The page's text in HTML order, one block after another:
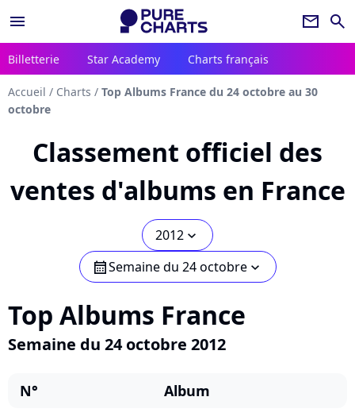
menu newsletter search
Billetterie Star Academy Charts français
Accueil / Charts / Top Albums France du 24 octobre au 30
octobre
Classement officiel des
ventes d'albums en France
2012 chevron_bot
calendarSemaine du 24 octobrechevron_bot
Top Albums France
Semaine du 24 octobre 2012
N° Album